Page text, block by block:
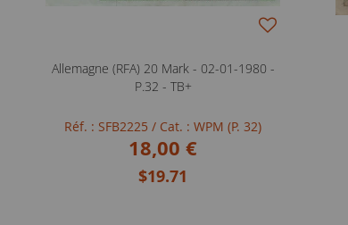
Allemagne (RFA) 20 Mark - 02-01-1980 -
P.32 - TB+
Réf. : SFB2225 / Cat. : WPM (P. 32)
18,00 €
$19.71